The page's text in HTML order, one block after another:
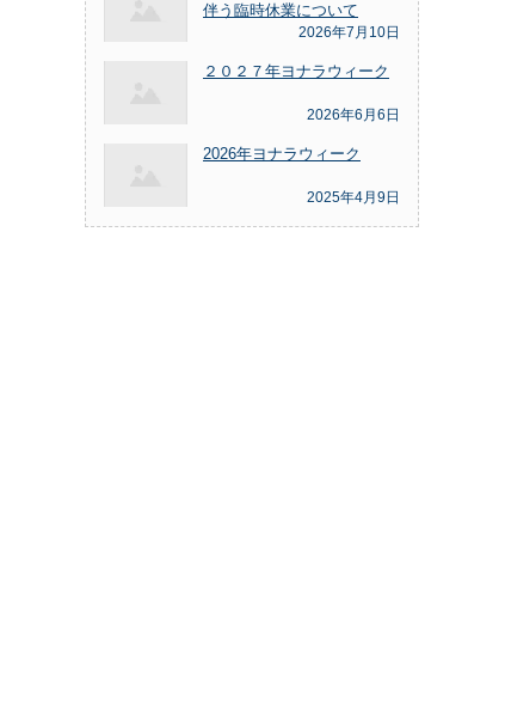
伴う臨時休業について
2026年7月10日
２０２７年ヨナラウィーク
2026年6月6日
2026年ヨナラウィーク
2025年4月9日